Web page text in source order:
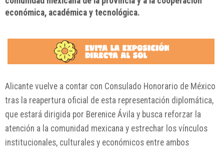
económica, académica y tecnológica.
Alicante vuelve a contar con Consulado Honorario de México
tras la reapertura oficial de esta representación diplomática,
que estará dirigida por Berenice Ávila y busca reforzar la
atención a la comunidad mexicana y estrechar los vínculos
institucionales, culturales y económicos entre ambos